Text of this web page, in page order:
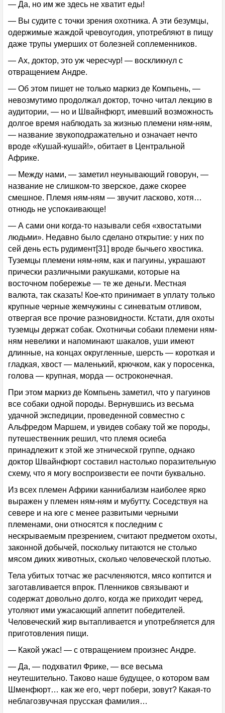
— Да, но им же здесь не хватит еды!
— Вы судите с точки зрения охотника. А эти безумцы,
одержимые жаждой чревоугодия, употребляют в пищу
даже трупы умерших от болезней соплеменников.
— Ах, доктор, это уж чересчур! — воскликнул с
отвращением Андре.
— Об этом пишет не только маркиз де Компьень, —
невозмутимо продолжал доктор, точно читал лекцию в
аудитории, — но и Швайнфюрт, имевший возможность
долгое время наблюдать за жизнью племени ням-ням,
— название звукоподражательно и означает нечто
вроде «Кушай-кушай!», обитает в Центральной
Африке.
— Между нами, — заметил неунывающий говорун, —
название не слишком-то зверское, даже скорее
смешное. Племя ням-ням — звучит ласково, хотя…
отнюдь не успокаивающе!
— А сами они когда-то называли себя «хвостатыми
людьми». Недавно было сделано открытие: у них по
сей день есть рудимент[31] вроде бычьего хвостика.
Туземцы племени ням-ням, как и пагуины, украшают
прически различными ракушками, которые на
восточном побережье — те же деньги. Местная
валюта, так сказать! Кое-кто принимает в уплату только
крупные черные жемчужины с синеватым отливом,
отвергая все прочие разновидности. Кстати, для охоты
туземцы держат собак. Охотничьи собаки племени ням-
ням невелики и напоминают шакалов, уши имеют
длинные, на концах округленные, шерсть — короткая и
гладкая, хвост — маленький, крючком, как у поросенка,
голова — крупная, морда — остроконечная.
При этом маркиз де Компьень заметил, что у пагуинов
все собаки одной породы. Вернувшись из весьма
удачной экспедиции, проведенной совместно с
Альфредом Маршем, и увидев собаку той же породы,
путешественник решил, что племя осиеба
принадлежит к этой же этнической группе, однако
доктор Швайнфюрт составил настолько поразительную
схему, что я могу воспроизвести ее почти буквально.
Из всех племен Африки каннибализм наиболее ярко
выражен у племен ням-ням и мубутту. Соседствуя на
севере и на юге с менее развитыми черными
племенами, они относятся к последним с
нескрываемым презрением, считают предметом охоты,
законной добычей, поскольку питаются не столько
мясом диких животных, сколько человеческой плотью.
Тела убитых тотчас же расчленяются, мясо коптится и
заготавливается впрок. Пленников связывают и
содержат довольно долго, когда же приходит черед,
утоляют ими ужасающий аппетит победителей.
Человеческий жир вытапливается и употребляется для
приготовления пищи.
— Какой ужас! — с отвращением произнес Андре.
— Да, — подхватил Фрике, — все весьма
неутешительно. Таково наше будущее, о котором вам
Шменфюрт… как же его, черт побери, зовут? Какая-то
неблагозвучная прусская фамилия…